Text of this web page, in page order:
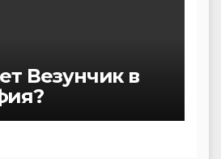
Везунчик в